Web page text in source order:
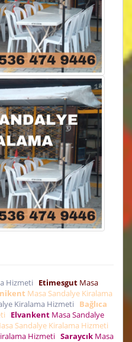
Hizmeti Etimesgut Masa
Masa Sandalye Kiralama
Kiralama Hizmeti
Bağlıca
Elvankent Masa Sandalye
Sandalye Kiralama Hizmeti
Hizmeti Saraycık Masa